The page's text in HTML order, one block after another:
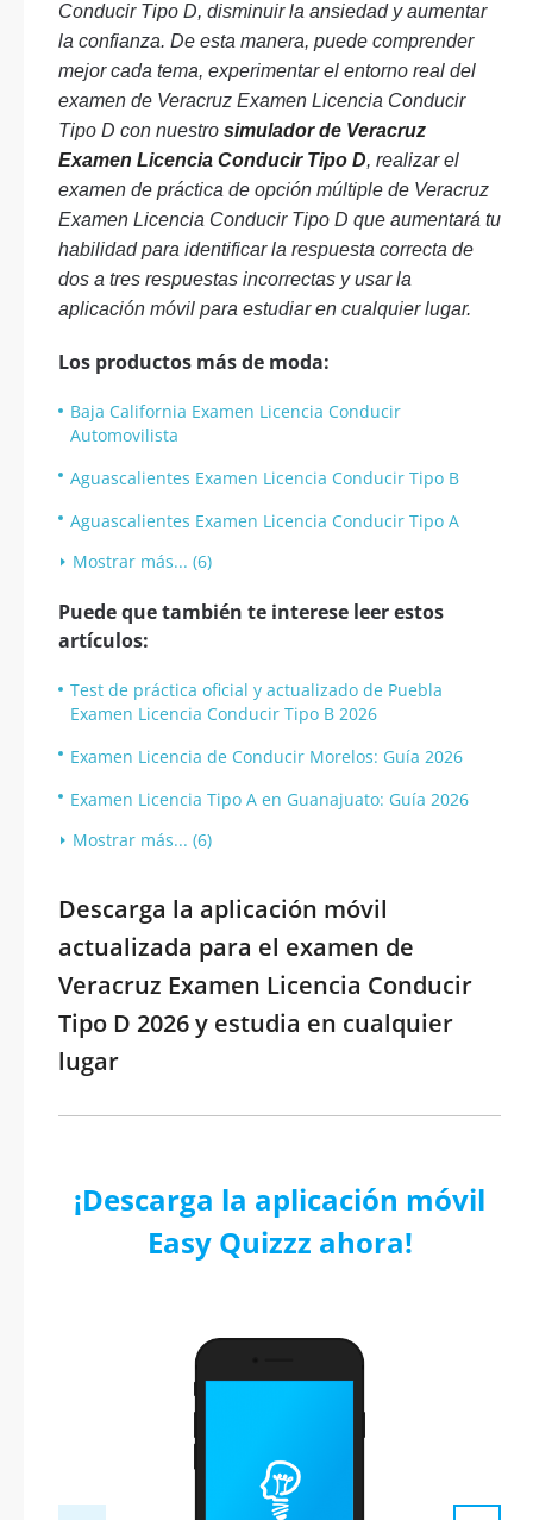
Conducir Tipo D, disminuir la ansiedad y aumentar
la confianza. De esta manera, puede comprender
mejor cada tema, experimentar el entorno real del
examen de Veracruz Examen Licencia Conducir
Tipo D con nuestro simulador de Veracruz
Examen Licencia Conducir Tipo D, realizar el
examen de práctica de opción múltiple de Veracruz
Examen Licencia Conducir Tipo D que aumentará tu
habilidad para identificar la respuesta correcta de
dos a tres respuestas incorrectas y usar la
aplicación móvil para estudiar en cualquier lugar.
Los productos más de moda:
Baja California Examen Licencia Conducir
Automovilista
Aguascalientes Examen Licencia Conducir Tipo B
Aguascalientes Examen Licencia Conducir Tipo A
Mostrar más... (6)
Puede que también te interese leer estos
artículos:
Test de práctica oficial y actualizado de Puebla
Examen Licencia Conducir Tipo B 2026
Examen Licencia de Conducir Morelos: Guía 2026
Examen Licencia Tipo A en Guanajuato: Guía 2026
Mostrar más... (6)
Descarga la aplicación móvil
actualizada para el examen de
Veracruz Examen Licencia Conducir
Tipo D 2026 y estudia en cualquier
lugar
¡Descarga la aplicación móvil
Easy Quizzz ahora!